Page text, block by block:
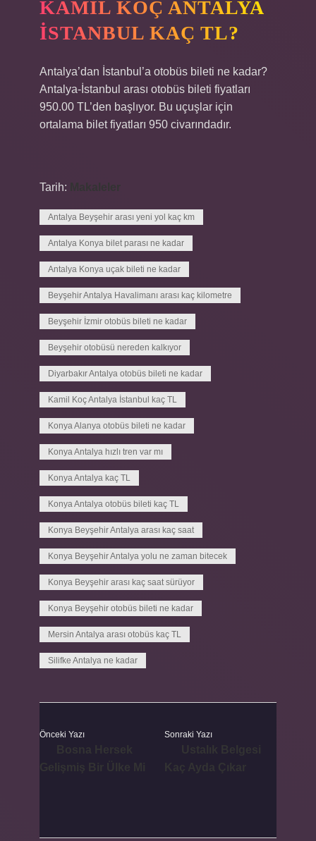
KAMIL KOÇ ANTALYA
İSTANBUL KAÇ TL?
Antalya’dan İstanbul’a otobüs bileti ne kadar?
Antalya-İstanbul arası otobüs bileti fiyatları
950.00 TL’den başlıyor. Bu uçuşlar için
ortalama bilet fiyatları 950 civarındadır.
Tarih:
Antalya Beyşehir arası yeni yol kaç km
Antalya Konya bilet parası ne kadar
Antalya Konya uçak bileti ne kadar
Beyşehir Antalya Havalimanı arası kaç kilometre
Beyşehir İzmir otobüs bileti ne kadar
Beyşehir otobüsü nereden kalkıyor
Diyarbakır Antalya otobüs bileti ne kadar
Kamil Koç Antalya İstanbul kaç TL
Konya Alanya otobüs bileti ne kadar
Konya Antalya hızlı tren var mı
Konya Antalya kaç TL
Konya Antalya otobüs bileti kaç TL
Konya Beyşehir Antalya arası kaç saat
Konya Beyşehir Antalya yolu ne zaman bitecek
Konya Beyşehir arası kaç saat sürüyor
Konya Beyşehir otobüs bileti ne kadar
Mersin Antalya arası otobüs kaç TL
Silifke Antalya ne kadar
Önceki Yazı Sonraki Yazı